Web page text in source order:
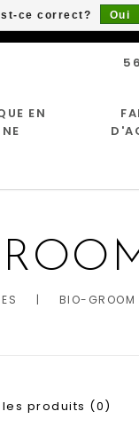
EN
| BIO-GROOM
produits (0)
ce correct? Oui
à partir de 89$*